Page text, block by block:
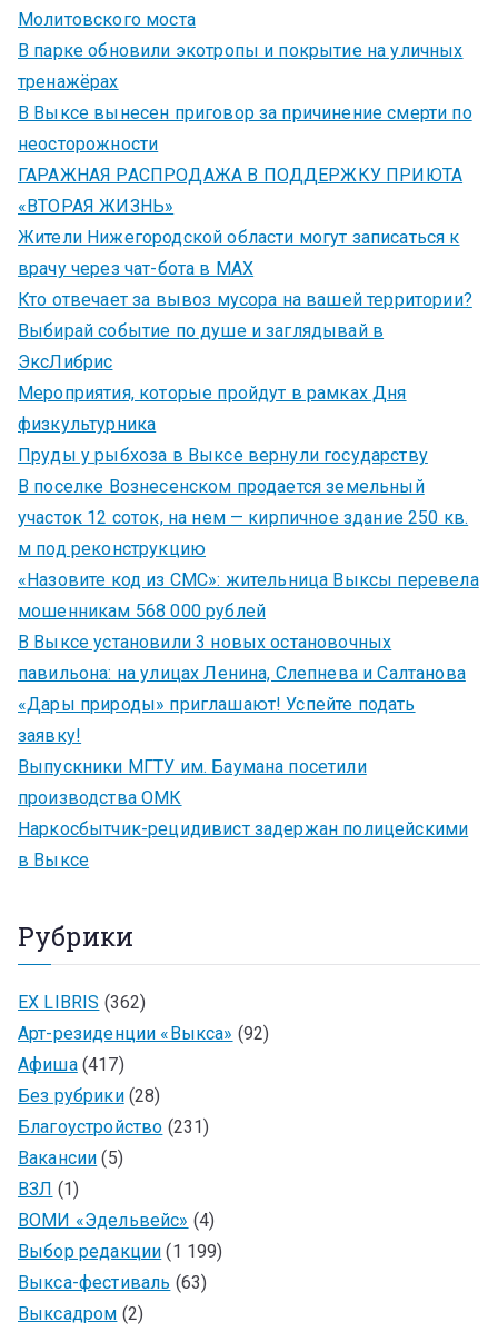
Молитовского моста
В парке обновили экотропы и покрытие на уличных
тренажёрах
В Выксе вынесен приговор за причинение смерти по
неосторожности
ГАРАЖНАЯ РАСПРОДАЖА В ПОДДЕРЖКУ ПРИЮТА
«ВТОРАЯ ЖИЗНЬ»
Жители Нижегородской области могут записаться к
врачу через чат-бота в MAX
Кто отвечает за вывоз мусора на вашей территории?
Выбирай событие по душе и заглядывай в
ЭксЛибрис
Мероприятия, которые пройдут в рамках Дня
физкультурника
Пруды у рыбхоза в Выксе вернули государству
В поселке Вознесенском продается земельный
участок 12 соток, на нем — кирпичное здание 250 кв.
м под реконструкцию
«Назовите код из СМС»: жительница Выксы перевела
мошенникам 568 000 рублей
В Выксе установили 3 новых остановочных
павильона: на улицах Ленина, Слепнева и Салтанова
«Дары природы» приглашают! Успейте подать
заявку!
Выпускники МГТУ им. Баумана посетили
производства ОМК
Наркосбытчик-рецидивист задержан полицейскими
в Выксе
Рубрики
EX LIBRIS (362)
Арт-резиденции «Выкса» (92)
Афиша(417)
Без рубрики(28)
Благоустройство (231)
Вакансии (5)
ВЗЛ (1)
ВОМИ «Эдельвейс» (4)
Выбор редакции (1 199)
Выкса-фестиваль (63)
Выксадром (2)